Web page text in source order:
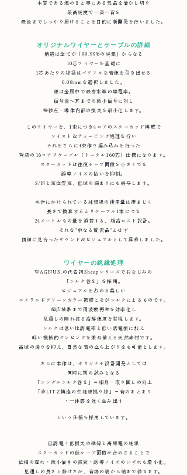
本質である煌めきと奥にある気品を活かし切り
最高純度で一音一音を
最後までしっかり届けることを目的に新開発を行いました。
オリジナルワイヤーとケーブルの詳細
構造は全てが「99.99%の 純銀」からなる
10芯ワイヤーを基礎に
1芯あたりの線経はパワフルな音像を引き出せる
0.08mmを選択しました。
銀は金属中で最高水準の導電率。
信号源～耳までの微小信号に対し
接続点・導体内部の損失を最小化します。
このワイヤーを、1束につき4コアのスターカッド構成で
ツイスト＆チュービング処理を行い
それをさらに4束作り編み込みを行った
弩級の16コアリケーブル（トータル160芯）仕様になります。
スターカッドは往復ループ面積を小さくでき
誘導ノイズの拾いを抑制。
S/Nと定位安定、低域の締まりにも寄与します。
本作にかけられている純銀線の使用量は凄まじく
長さで換算するとリケーブル1本につき
24メートルもの量を消費する、超高コスト設計。
​それを"単なる贅沢品"とせず
価値に見合ったサウンド＆ビジュアルとして昇華しました。
ワイヤーの絶縁処理
WAGNUS.の代名詞Sheepシリーズでおなじみの
「シルク巻き」を採用。
ビジュアルを占める美しい
エメラルドグリーンカラー被膜こそがシルクによるものです。
超広域帯まで周波数再生を効率化し
見通しの晴れ渡る高解像度を実現します。
シルクは低い比誘電率と低い誘電損に加え
軽い機械的ダンピングを兼ね備える天然素材です。
高域の濁りを抑え、自然な音の立ち上がりをも可能とします。
さらに本作は、オリジナル設計開発としては
同時に初の試みとなる
「シングルシルク巻き」＝細身・取り回しの向上
「非LITZ構造の生純銀拠り線」＝音のまとまり
・一体感を強く生み出す
という仕様を採用しています。
低誘電＋低損失の絶縁と高導電の純銀
スターカッドの低ループ面積が合わさることで
位相の遅れ・微小信号の減衰・誘導ノイズのいずれも最小化。
見通しの良さと静けさが、音場の端から端まで続きます。